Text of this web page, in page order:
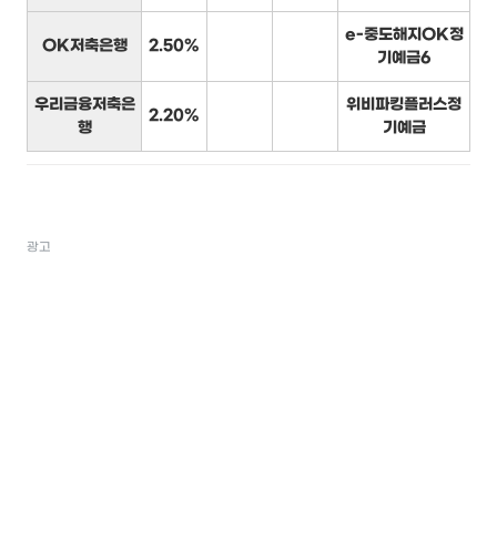
OK저축은행 2.50%
e-중도해지OK정
기예금6
우리금융저축은
행
2.20%
위비파킹플러스정
기예금
광고